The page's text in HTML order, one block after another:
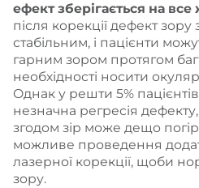
ефект зберігається на все
після корекції дефект зору
стабільним, і пацієнти
гарним зором протягом
необхідності носити
Однак у решти 5%
незначна регресія
згодом зір може дещо
можливе проведення
лазерної корекції, щоби
зору.